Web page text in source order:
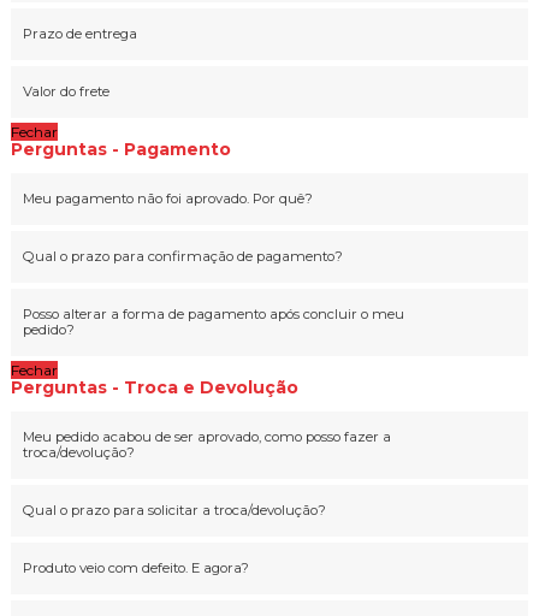
Prazo de entrega
Valor do frete
Fechar
Perguntas - Pagamento
Meu pagamento não foi aprovado. Por quê?
Qual o prazo para confirmação de pagamento?
Posso alterar a forma de pagamento após concluir o meu
pedido?
Fechar
Perguntas - Troca e Devolução
Meu pedido acabou de ser aprovado, como posso fazer a
troca/devolução?
Qual o prazo para solicitar a troca/devolução?
Produto veio com defeito. E agora?